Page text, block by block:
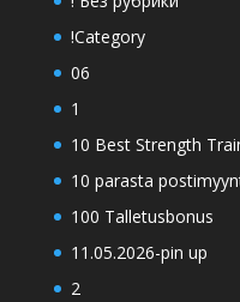
!Category
06
1
10 Best Strength
10 parasta
100 Talletusbonus
11.05.2026-pin up
2